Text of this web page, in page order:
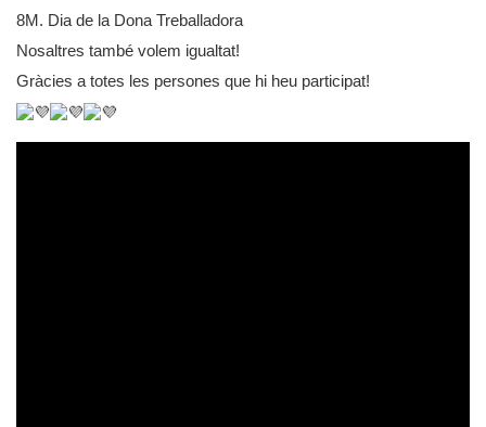
Organigrama
Servicios
Actividades
RECURSOS
CONTACTO
8M. Dia de la Dona Treballadora
Nosaltres també volem igualtat!
Gràcies a totes les persones que hi heu participat!